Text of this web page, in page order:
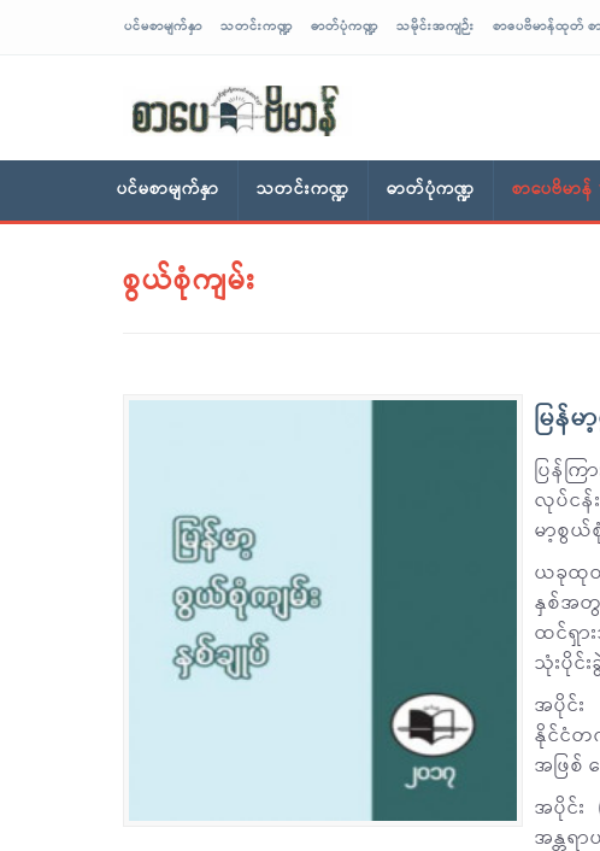
ပင်မစာမျက်နှာ သတင်းကဏ္ဍ ဓာတ်ပုံကဏ္ဍ သမိုင်းအကျဉ်း စာပေဗိမာန်ထုတ် စာ
ပင်မစာမျက်နှာ သတင်းကဏ္ဍ ဓာတ်ပုံကဏ္ဍ စာပေဗိမာန်
စွယ်စုံကျမ်း
မြန်
ပြန်က
လုပ်ငန်
မာ့စွယ်
ယခုထုတ်
နှစ်အတွ
ထင်ရှာ
သုံးပိုင်
အပိုင်း
နိုင်ငံတ
အဖြစ်
အပိုင်း
အန္တရ